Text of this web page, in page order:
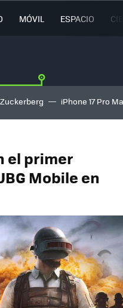
MÓVIL ESPACIO
iPhone 17 Pro
el primer
Mobile en